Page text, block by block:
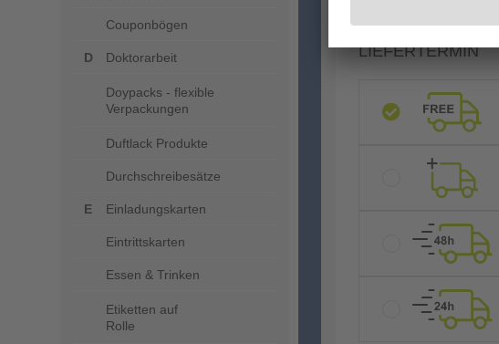
Couponbögen
Doktorarbeit
Doypacks - flexible
Verpackungen
Duftlack Produkte
Durchschreibesätze
Einladungskarten
Eintrittskarten
Essen & Trinken
Etiketten auf
Rolle
LIEFERTERMIN